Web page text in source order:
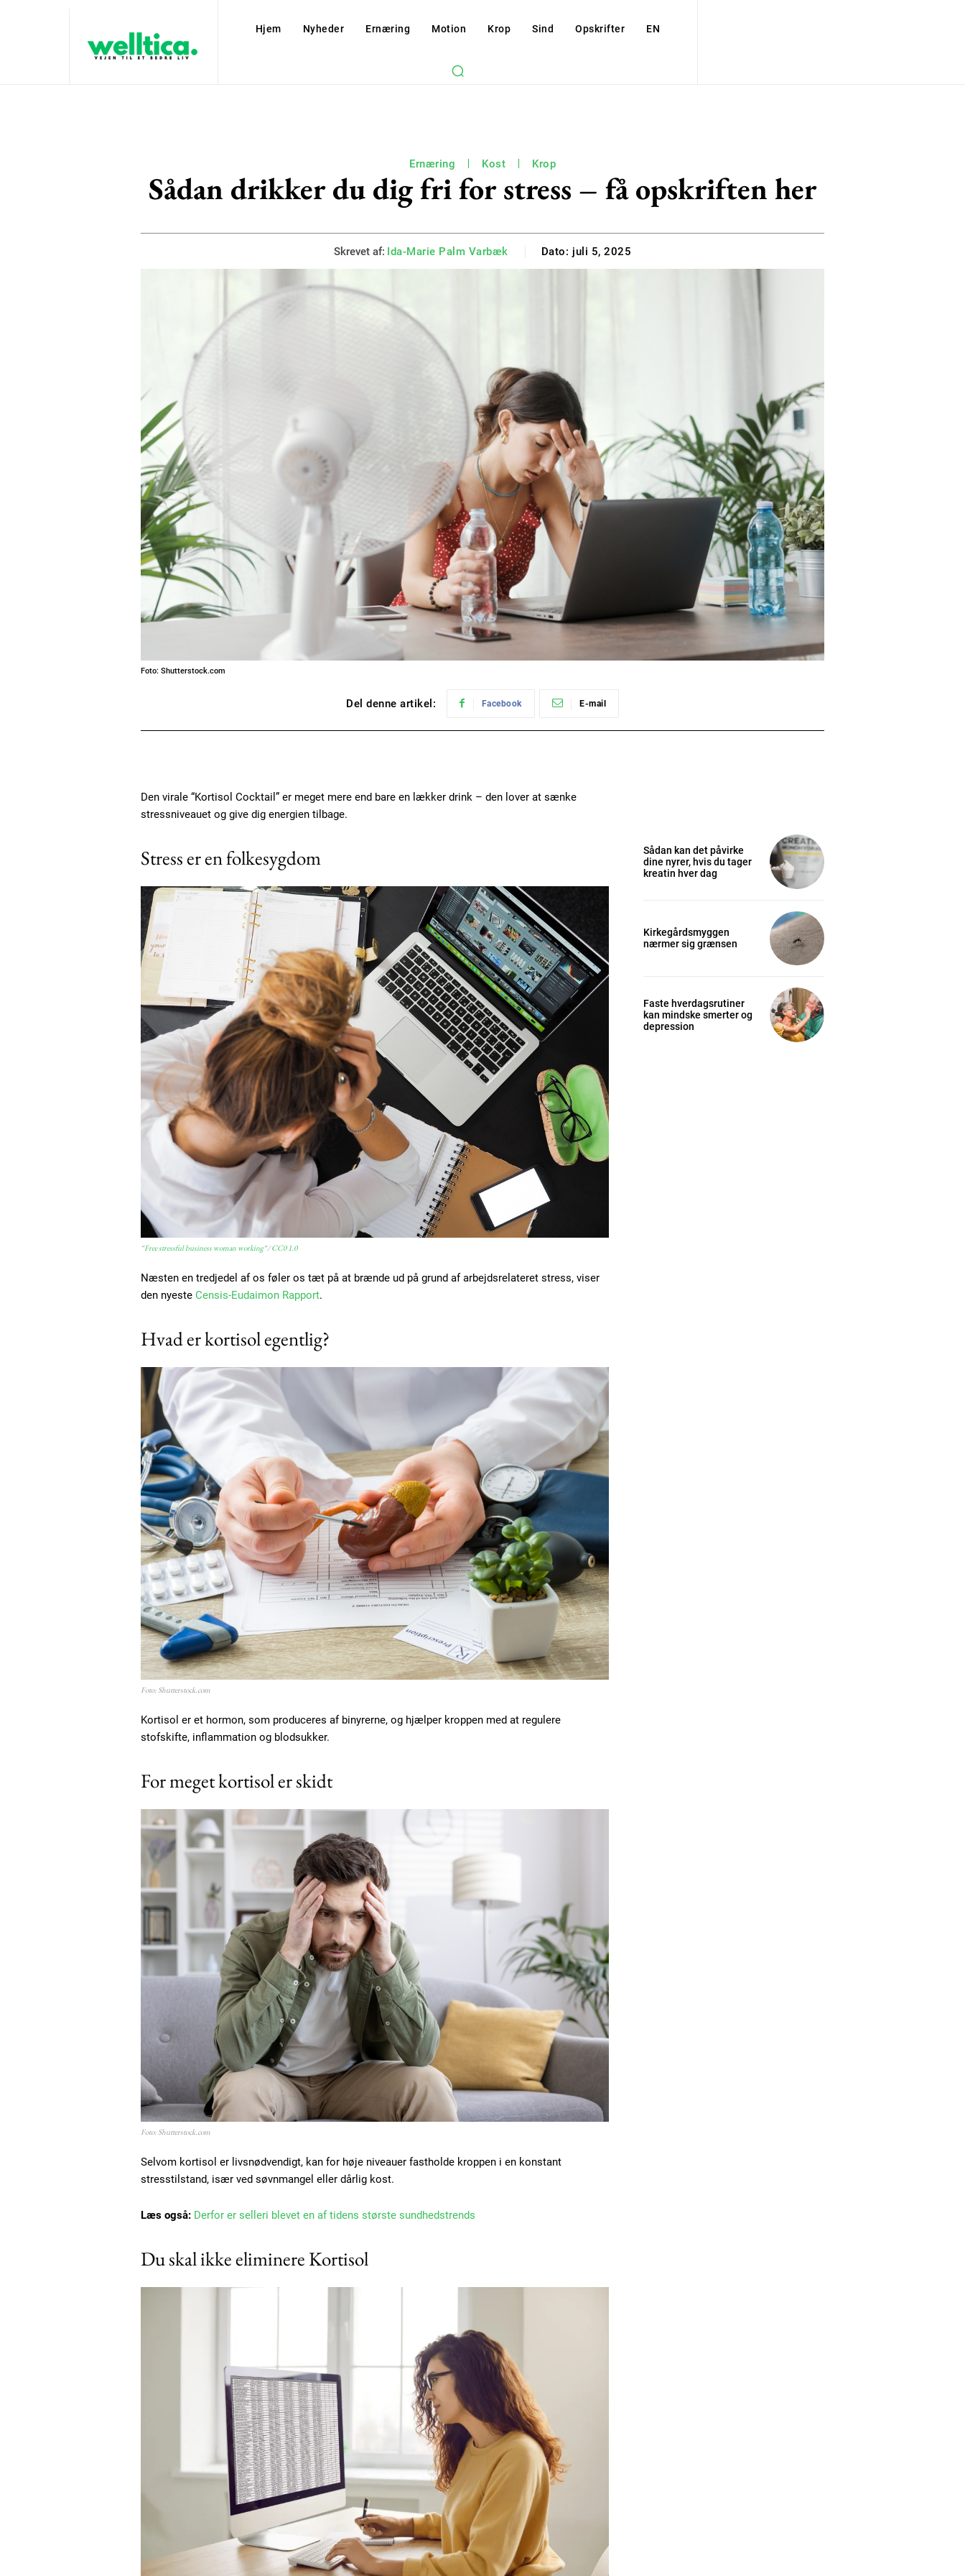
Subscription Plans
Free limited access
Gratis / forever
Etiam est nibh, lobortis sit
Praesent euismod ac
Ut mollis pellentesque tortor
Nullam eu erat condimentum
Orci varius natoque dolor
Member full access
100DKK
Etiam est nibh, lobortis sit
Praesent euismod ac
Ut mollis pellentesque tortor
Nullam eu erat condimentum
Orci varius natoque dolor
Hjem Nyheder Ernæring Motion Krop Sind Opskrifter EN
Ernæring Kost Krop
Sådan drikker du dig fri for stress – få opskriften her
Skrevet af: Ida-Marie Palm Varbæk Dato: juli 5, 2025
Foto: Shutterstock.com
Del denne artikel: Facebook E-mail
Den virale “Kortisol Cocktail” er meget mere end bare en lækker drink – den lover at sænke
stressniveauet og give dig energien tilbage.
Stress er en folkesygdom
“Free stressful business woman working“/CC0 1.0
Næsten en tredjedel af os føler os tæt på at brænde ud på grund af arbejdsrelateret stress, viser
den nyeste Censis-Eudaimon Rapport.
Hvad er kortisol egentlig?
Foto: Shutterstock.com
Kortisol er et hormon, som produceres af binyrerne, og hjælper kroppen med at regulere
stofskifte, inflammation og blodsukker.
For meget kortisol er skidt
Foto: Shutterstock.com
Selvom kortisol er livsnødvendigt, kan for høje niveauer fastholde kroppen i en konstant
stresstilstand, især ved søvnmangel eller dårlig kost.
Læs også: Derfor er selleri blevet en af tidens største sundhedstrends
Du skal ikke eliminere Kortisol
Sådan kan det påvirke
dine nyrer, hvis du tager
kreatin hver dag
Kirkegårdsmyggen
nærmer sig grænsen
Faste hverdagsrutiner
kan mindske smerter og
depression